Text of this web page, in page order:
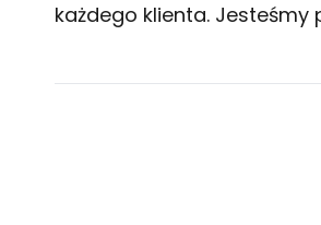
każdego klienta. Jesteśmy